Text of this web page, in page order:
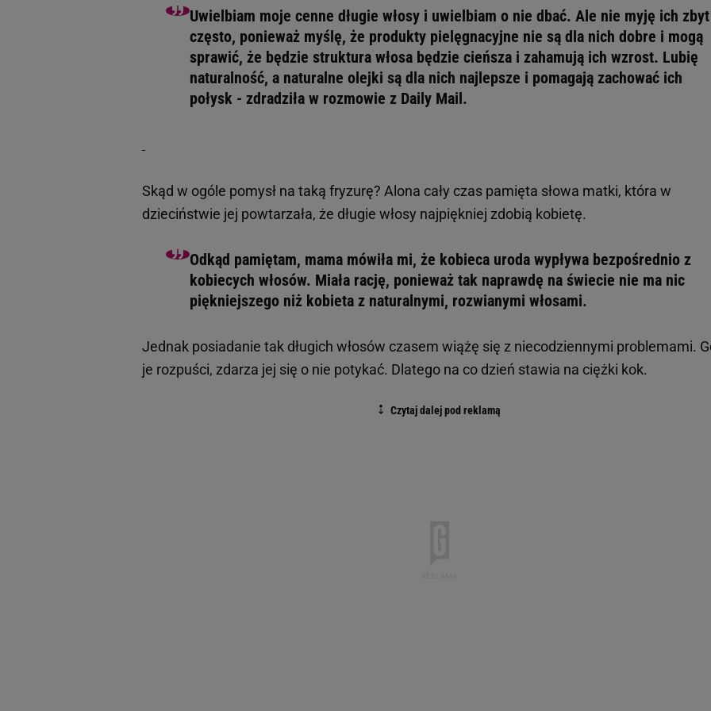
Uwielbiam moje cenne długie włosy i uwielbiam o nie dbać. Ale nie myję ich zbyt
często, ponieważ myślę, że produkty pielęgnacyjne nie są dla nich dobre i mogą
sprawić, że będzie struktura włosa będzie cieńsza i zahamują ich wzrost. Lubię
naturalność, a naturalne olejki są dla nich najlepsze i pomagają zachować ich
połysk - zdradziła w rozmowie z Daily Mail.
Skąd w ogóle pomysł na taką fryzurę? Alona cały czas pamięta słowa matki, która w
dzieciństwie jej powtarzała, że długie włosy najpiękniej zdobią kobietę.
Odkąd pamiętam, mama mówiła mi, że kobieca uroda wypływa bezpośrednio z
kobiecych włosów. Miała rację, ponieważ tak naprawdę na świecie nie ma nic
piękniejszego niż kobieta z naturalnymi, rozwianymi włosami.
Jednak posiadanie tak długich włosów czasem wiążę się z niecodziennymi problemami.
je rozpuści, zdarza jej się o nie potykać. Dlatego na co dzień stawia na ciężki kok.